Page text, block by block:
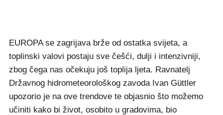
EUROPA se zagrijava brže od ostatka svijeta, a
toplinski valovi postaju sve češći, dulji i intenzivniji,
zbog čega nas očekuju još toplija ljeta. Ravnatelj
Državnog hidrometeorološkog zavoda Ivan Güttler
upozorio je na ove trendove te objasnio što možemo
učiniti kako bi život, osobito u gradovima, bio